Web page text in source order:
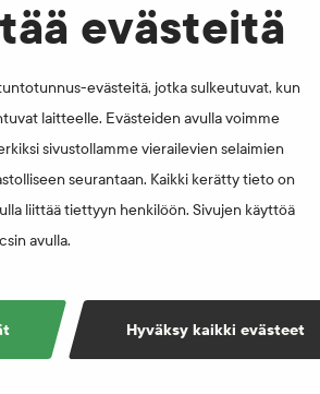
evästeitä
evästeitä, jotka sulkeutuvat, kun
laitteelle. Evästeiden avulla voimme
sivustollamme vierailevien selaimien
seurantaan. Kaikki kerätty tieto on
liittää tiettyyn henkilöön. Sivujen käyttöä
avulla.
Hyväksy kaikki evästeet